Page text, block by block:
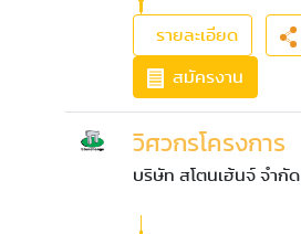
รายละเอียด
สมัครงาน
วิศวกรโครงการ
บริษัท สโตนเฮ้นจ์ จำกัด